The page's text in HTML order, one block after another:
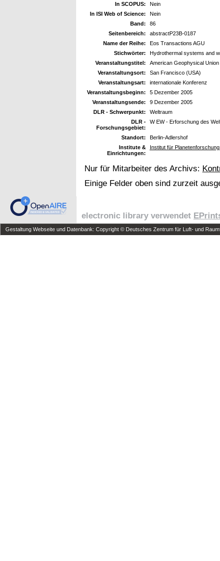
In SCOPUS:
Nein
In ISI Web of Science:
Nein
Band:
86
Seitenbereich:
abstractP23B-0187
Name der Reihe:
Eos Transactions AGU
Stichwörter:
Hydrothermal systems and
Veranstaltungstitel:
American Geophysical
Veranstaltungsort:
San Francisco (USA)
Veranstaltungsart:
internationale Konferenz
Veranstaltungsbeginn:
5 Dezember 2005
Veranstaltungsende:
9 Dezember 2005
DLR - Schwerpunkt:
Weltraum
DLR -
Forschungsgebiet:
W EW - Erforschung des
Standort:
Berlin-Adlershof
Institute &
Einrichtungen:
Institut für
Nur für Mitarbeiter des Archivs:
Einige Felder oben sind zurzeit
electronic library verwendet
Gestaltung Webseite und Datenbank: Copyright © Deutsches Zentrum für Luft- und